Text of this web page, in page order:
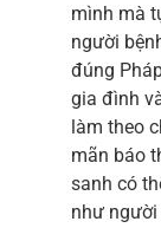
mình mà
người
đúng
gia đình
làm theo
mãn báo
sanh có
như